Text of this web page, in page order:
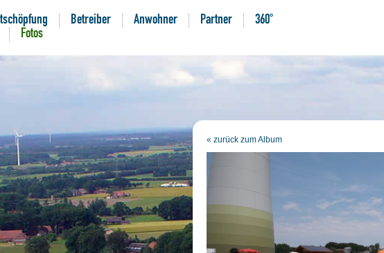
Betreiber Anwohner Partner
360°
Fotos
« zurück zum Album